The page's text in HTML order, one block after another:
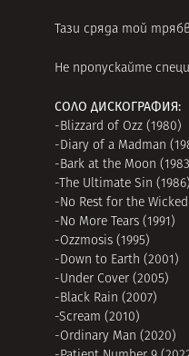
Тази сряда той
Не пропускайте
СОЛО ДИСКОГРАФИЯ:
-Blizzard of Ozz (1980)
-Diary of a Madman
-Bark at the Moon
-The Ultimate Sin (1986)
-No Rest for the
-No More Tears (1991)
-Ozzmosis (1995)
-Down to Earth (2001)
-Under Cover (2005)
-Black Rain (2007)
-Scream (2010)
-Ordinary Man (2020)